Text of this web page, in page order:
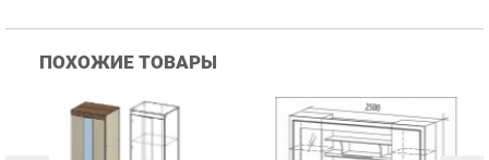
Атлантида-2 Венге-дуб
Гостиная Витра
Симфония 7.10